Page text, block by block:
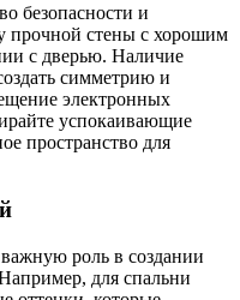
безопасности и
прочной стены с хорошим
с дверью. Наличие
симметрию и
электронных
успокаивающие
пространство для
роль в создании
для спальни